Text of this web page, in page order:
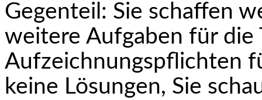
Gegenteil: Sie schaffen
weitere Aufga­ben für die
Aufzeichnungspflichten
keine Lösungen, Sie